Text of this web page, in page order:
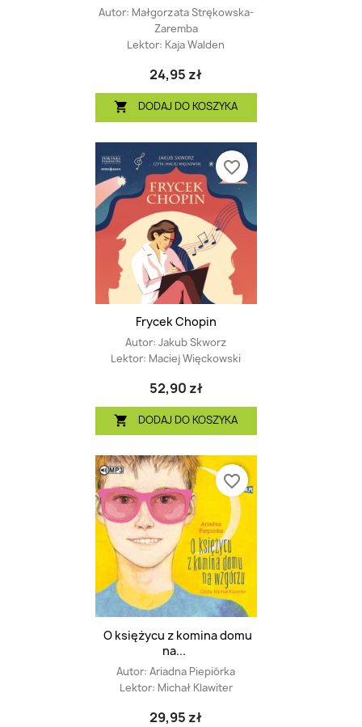
Autor: Małgorzata Strękowska-
Zaremba
Lektor: Kaja Walden
24,95 zł
 DODAJ DO KOSZYKA
Frycek Chopin
Autor: Jakub Skworz
Lektor: Maciej Więckowski
52,90 zł
 DODAJ DO KOSZYKA
favorite_border
O księżycu z komina domu
na...
Autor: Ariadna Piepiórka
Lektor: Michał Klawiter
29,95 zł
favorite_border